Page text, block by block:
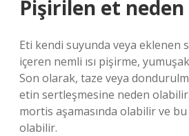
Pişirilen et
Eti kendi suyunda veya eklenen
içeren nemli ısı pişirme,
Son olarak, taze veya
etin sertleşmesine neden
mortis aşamasında olabilir ve
olabilir.